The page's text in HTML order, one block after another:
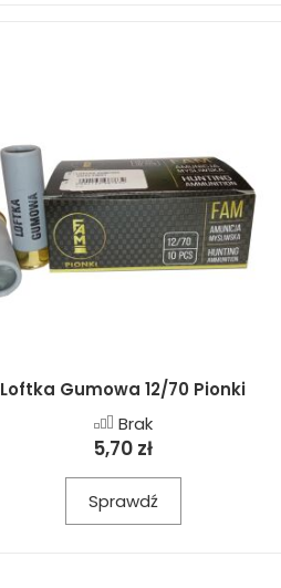
Loftka Gumowa 12/70 Pionki
Brak
5,70 zł
Sprawdź